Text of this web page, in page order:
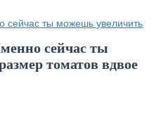
сейчас ты
томатов вдвое